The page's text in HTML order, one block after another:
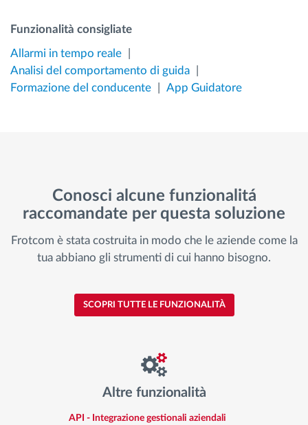
Funzionalità consigliate
Allarmi in tempo reale
Analisi del comportamento di guida
Formazione del conducente
App Guidatore
Conosci alcune funzionalitá
raccomandate per questa soluzione
Frotcom è stata costruita in modo che le aziende come la
tua abbiano gli strumenti di cui hanno bisogno.
SCOPRI TUTTE LE FUNZIONALITÀ
Altre funzionalità
API - Integrazione gestionali aziendali